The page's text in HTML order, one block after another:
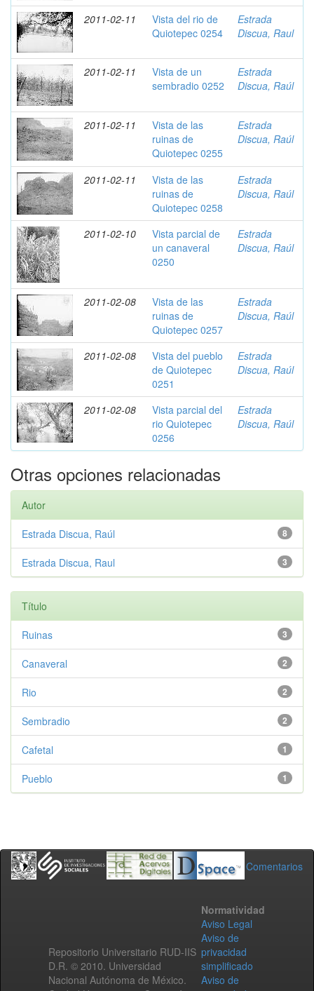
2011-02-11
Vista del rio de
Quiotepec 0254
Estrada
Discua, Raul
2011-02-11
Vista de un
sembradio 0252
Estrada
Discua, Raúl
2011-02-11
Vista de las
ruinas de
Quiotepec 0255
Estrada
Discua, Raúl
2011-02-11
Vista de las
ruinas de
Quiotepec 0258
Estrada
Discua, Raúl
2011-02-10
Vista parcial de
un canaveral
0250
Estrada
Discua, Raúl
2011-02-08
Vista de las
ruinas de
Quiotepec 0257
Estrada
Discua, Raúl
2011-02-08
Vista del pueblo
de Quiotepec
0251
Estrada
Discua, Raúl
2011-02-08
Vista parcial del
rio Quiotepec
0256
Estrada
Discua, Raúl
Otras opciones relacionadas
Autor
8
Estrada Discua, Raúl
3
Estrada Discua, Raul
Título
3
Ruinas
2
Canaveral
2
Rio
2
Sembradio
1
Cafetal
1
Pueblo
Comentarios
Repositorio Universitario RUD-IIS
D.R. © 2010. Universidad
Nacional Autónoma de México.
Normatividad
Aviso Legal
Aviso de
privacidad
simplificado
Aviso de